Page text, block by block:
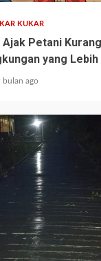
KUKAR
Ajak Petani
yang Lebih
bulan ago